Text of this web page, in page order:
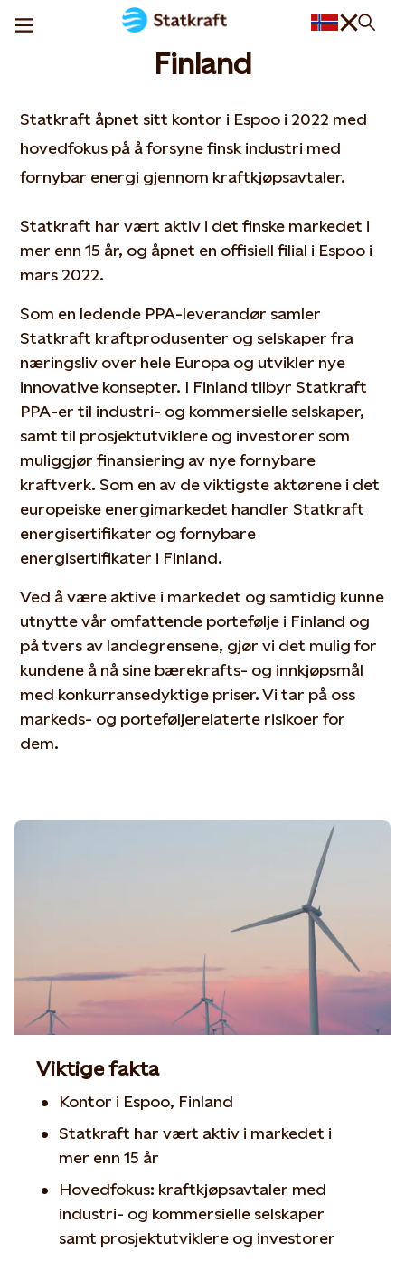
Finland
Statkraft åpnet sitt kontor i Espoo i 2022 med
hovedfokus på å forsyne finsk industri med
fornybar energi gjennom kraftkjøpsavtaler.
Statkraft har vært aktiv i det finske markedet i
mer enn 15 år, og åpnet en offisiell filial i Espoo i
mars 2022.
Som en ledende PPA-leverandør samler
Statkraft kraftprodusenter og selskaper fra
næringsliv over hele Europa og utvikler nye
innovative konsepter. I Finland tilbyr Statkraft
PPA-er til industri- og kommersielle selskaper,
samt til prosjektutviklere og investorer som
muliggjør finansiering av nye fornybare
kraftverk. Som en av de viktigste aktørene i det
europeiske energimarkedet handler Statkraft
energisertifikater og fornybare
energisertifikater i Finland.
Ved å være aktive i markedet og samtidig kunne
utnytte vår omfattende portefølje i Finland og
på tvers av landegrensene, gjør vi det mulig for
kundene å nå sine bærekrafts- og innkjøpsmål
med konkurransedyktige priser. Vi tar på oss
markeds- og porteføljerelaterte risikoer for
dem.
Viktige fakta
Kontor i Espoo, Finland
Statkraft har vært aktiv i markedet i
mer enn 15 år
Hovedfokus: kraftkjøpsavtaler med
industri- og kommersielle selskaper
samt prosjektutviklere og investorer